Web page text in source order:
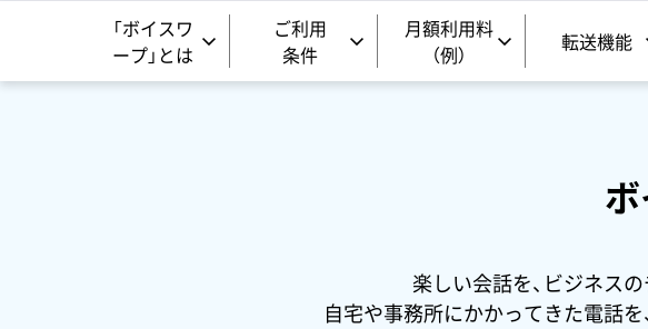
「ボイスワ
ープ」 とは
ご利用
条件
月額利用料
（例）
転送機能
楽しい会話を、ビジネス
自宅や事務所にかかってきた電話